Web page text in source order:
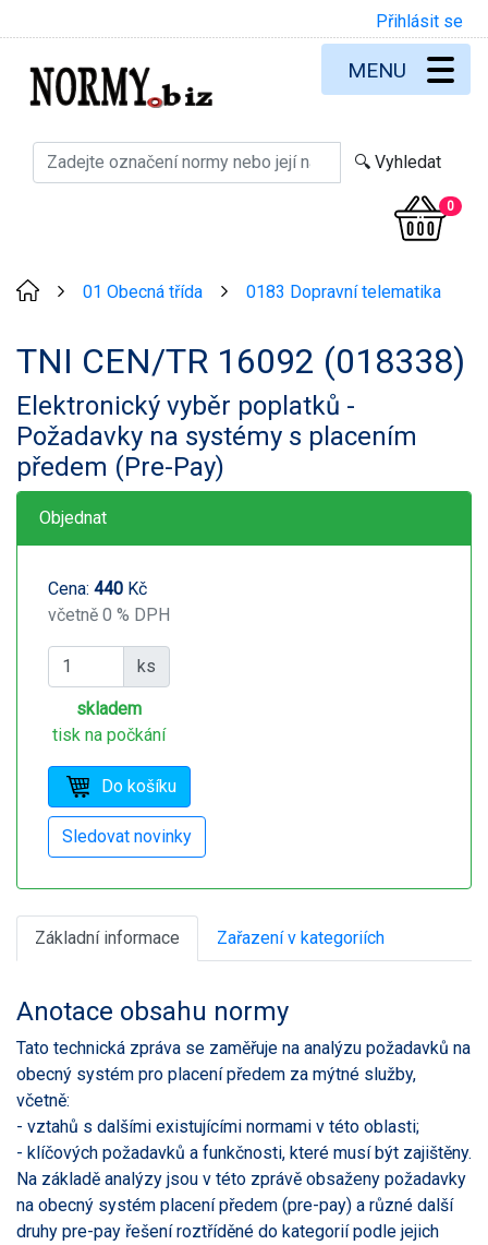
Přihlásit se
0
MENU
01 Obecná třída 0183 Dopravní telematika
TNI CEN/TR 16092 (018338)
Elektronický vyběr poplatků -
Požadavky na systémy s placením
předem (Pre-Pay)
Objednat
Cena: 440 Kč
včetně 0 % DPH
ks
skladem
tisk na počkání
Základní informace Zařazení v kategoriích
Anotace obsahu normy
Tato technická zpráva se zaměřuje na analýzu požadavků na
obecný systém pro placení předem za mýtné služby,
včetně:
- vztahů s dalšími existujícími normami v této oblasti;
- klíčových požadavků a funkčnosti, které musí být zajištěny.
Na základě analýzy jsou v této zprávě obsaženy požadavky
na obecný systém placení předem (pre-pay) a různé další
druhy pre-pay řešení roztříděné do kategorií podle jejich